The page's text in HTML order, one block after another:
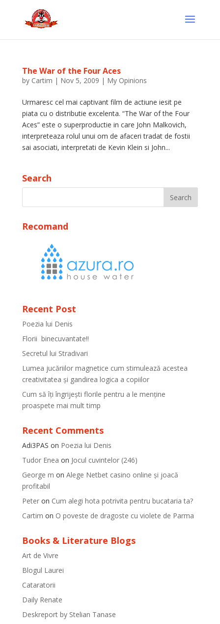
The War of the Four Aces
by Cartim | Nov 5, 2009 | My Opinions
Urmaresc cel mai captivant film de actiune iesit pe
piata cu o distributie excelenta. “The War of the Four
Aces” este o superproductie in care John Malkovich,
interpreteaza rolul unui om de afaceri tradat de fostii
sai asociati, interpretati de Kevin Klein si John...
Search
Recomand
Recent Post
Poezia lui Denis
Florii binecuvantate!!
Secretul lui Stradivari
Lumea jucăriilor magnetice cum stimulează acestea
creativitatea și gandirea logica a copiilor
Cum să îți îngrijești florile pentru a le menține
proaspete mai mult timp
Recent Comments
Adi3PAS on Poezia lui Denis
Tudor Enea on Jocul cuvintelor (246)
George m on Alege Netbet casino online și joacă
profitabil
Peteron Cum alegi hota potrivita pentru bucataria ta?
Cartim on O poveste de dragoste cu violete de Parma
Books & Literature Blogs
Art de Vivre
Blogul Laurei
Cataratorii
Daily Renate
Deskreport by Stelian Tanase